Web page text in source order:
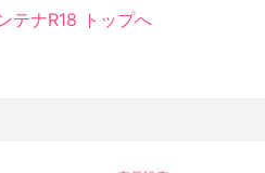
テナR18 トップへ